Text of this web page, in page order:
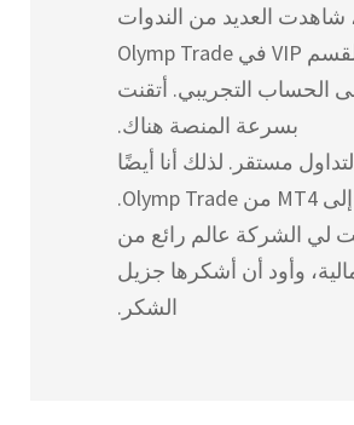
شاهدت العديد من الندوات
عبر الإنترنت لقسم VIP في Olymp Trade
الحساب التجريبي. أتقنت
بسرعة المنصة هناك.
مستقر. لذلك أنا أيضًا
أقوم بالتبديل إلى MT4 من Olymp Trade.
لي الشركة عالم رائع من
وأود أن أشكرها جزيل
الشكر.